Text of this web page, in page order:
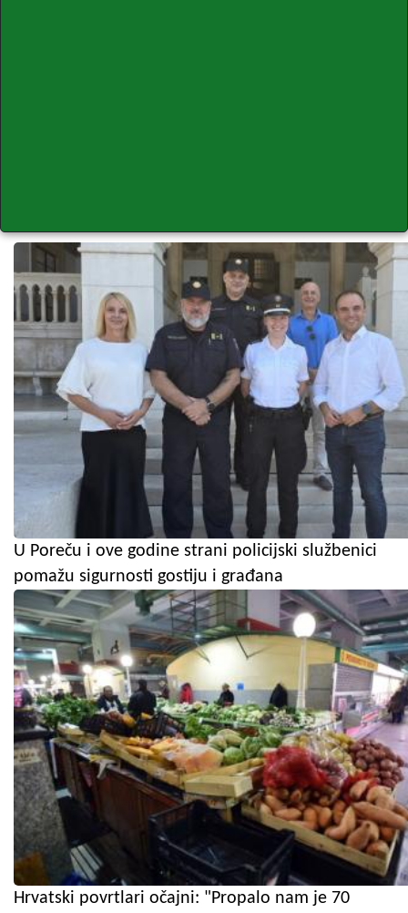
U Poreču i ove godine strani policijski službenici
pomažu sigurnosti gostiju i građana
Hrvatski povrtlari očajni: "Propalo nam je 70